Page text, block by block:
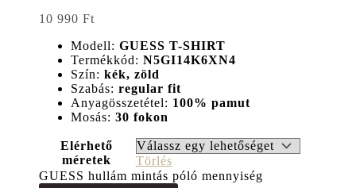
10 990 Ft
Modell: GUESS T-SHIRT
Termékkód: N5GI14K6XN4
Szín: kék, zöld
Szabás: regular fit
Anyagösszetétel: 100% pamut
Mosás: 30 fokon
Elérhető
méretek
Törlés
GUESS hullám mintás póló mennyiség